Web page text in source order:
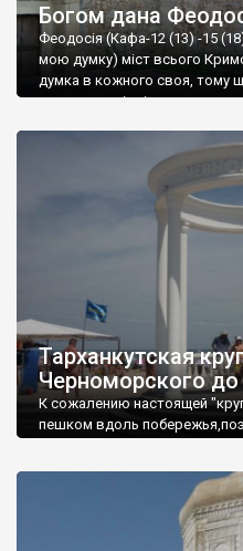
Богом дана
Феодосія (Кафа-12 (13) -15
мою думку) міст всього
думка в кожного своя, тому
запрошую відвідати це
Тарханкутская
Черноморского
К сожалению настоящей
пешком вдоль